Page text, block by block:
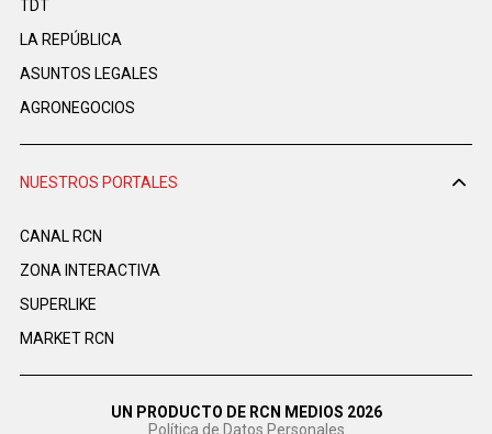
TDT
LA REPÚBLICA
ASUNTOS LEGALES
AGRONEGOCIOS
NUESTROS PORTALES
CANAL RCN
ZONA INTERACTIVA
SUPERLIKE
MARKET RCN
UN PRODUCTO DE RCN MEDIOS 2026
Política de Datos Personales